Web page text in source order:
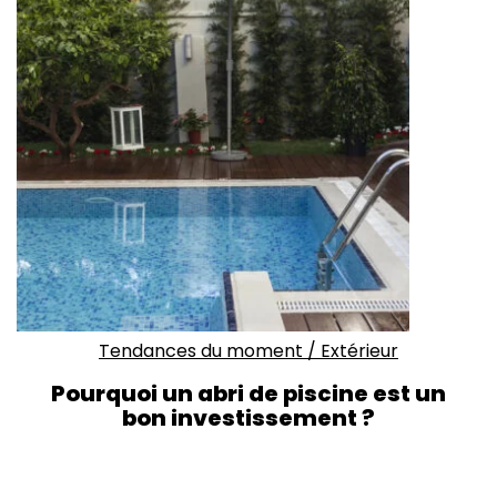
Tendances du moment / Extérieur
Pourquoi un abri de piscine est un
bon investissement ?